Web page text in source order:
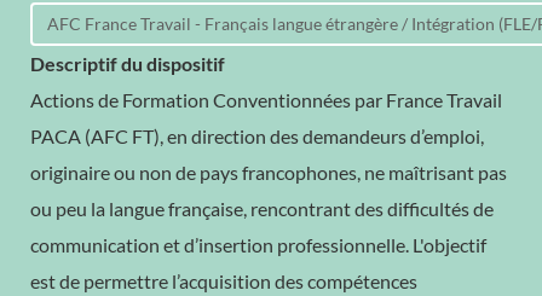
AFC France Travail - Français langue étrangère / Intégration
Descriptif du dispositif
Actions de Formation Conventionnées par France Travail
PACA (AFC FT), en direction des demandeurs d’emploi,
originaire ou non de pays francophones, ne maîtrisant pas
ou peu la langue française, rencontrant des difficultés de
communication et d’insertion professionnelle. L'objectif
est de permettre l’acquisition des compétences